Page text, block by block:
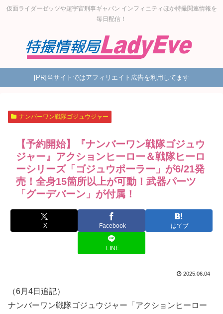
仮面ライダーゼッツや超宇宙刑事ギャバン インフィニティほか特撮関連情報を
毎日配信！
[PR]当サイトではアフィリエイト広告を利用してます
ナンバーワン戦隊ゴジュウジャー
【予約開始】『ナンバーワン戦隊ゴジュウ
ジャー』アクションヒーロー＆戦隊ヒーロ
ーシリーズ「ゴジュウポーラー」が6/21発
売！全身15箇所以上が可動！武器パーツ
「グーデバーン」が付属！
X Facebook はてブ
LINE
2025.06.04
（6月4日追記）
ナンバーワン戦隊ゴジュウジャー「アクションヒーロー